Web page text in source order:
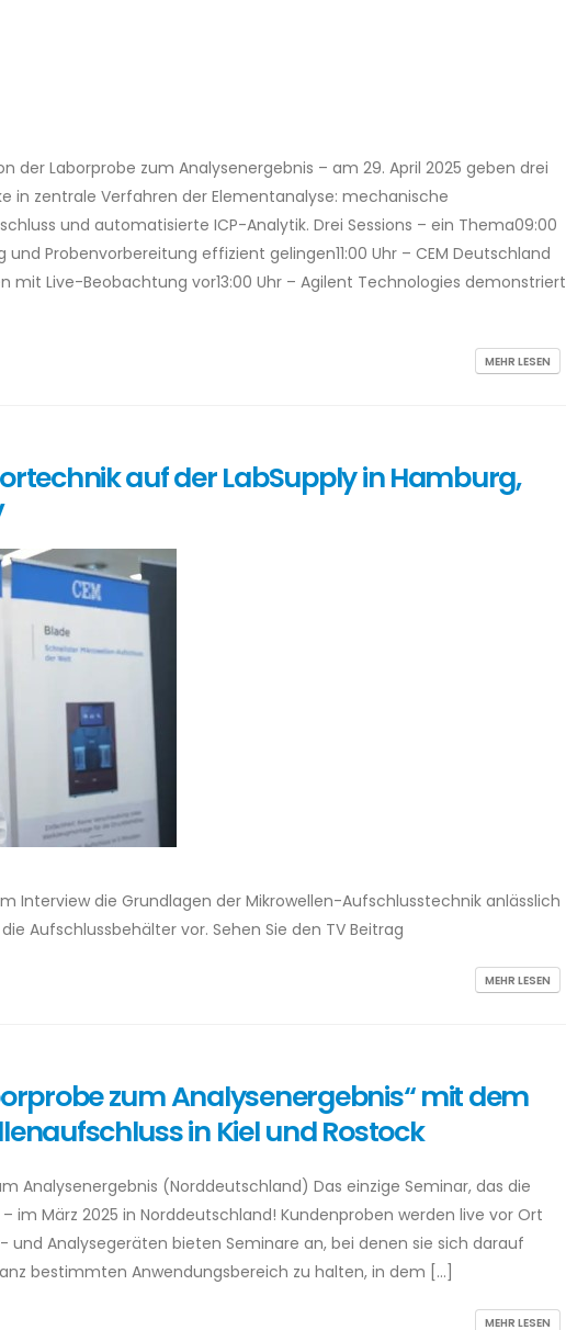
der Laborprobe zum Analysenergebnis – am 29. April 2025 geben drei
in zentrale Verfahren der Elementanalyse: mechanische
und automatisierte ICP-Analytik. Drei Sessions – ein Thema09:00
und Probenvorbereitung effizient gelingen11:00 Uhr – CEM Deutschland
mit Live-Beobachtung vor13:00 Uhr – Agilent Technologies demonstriert
MEHR LESEN
auf der LabSupply in Hamburg,
Interview die Grundlagen der Mikrowellen-Aufschlusstechnik anlässlich
Aufschlussbehälter vor. Sehen Sie den TV Beitrag
MEHR LESEN
zum Analysenergebnis“ mit dem
in Kiel und Rostock
Analysenergebnis (Norddeutschland) Das einzige Seminar, das die
im März 2025 in Norddeutschland! Kundenproben werden live vor Ort
und Analysegeräten bieten Seminare an, bei denen sie sich darauf
bestimmten Anwendungsbereich zu halten, in dem […]
MEHR LESEN